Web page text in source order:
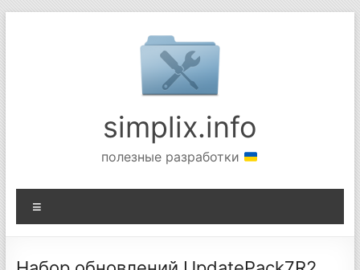
simplix.info
полезные разработки